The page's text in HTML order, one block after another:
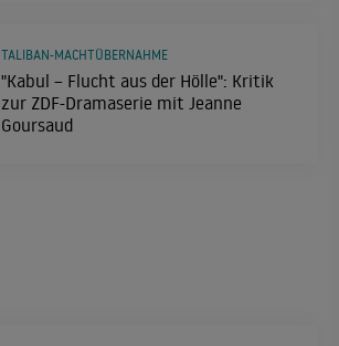
"Kabul – Flucht aus der Hölle": Kritik
zur ZDF-Dramaserie mit Jeanne
Goursaud
TALIBAN-MACHTÜBERNAHME